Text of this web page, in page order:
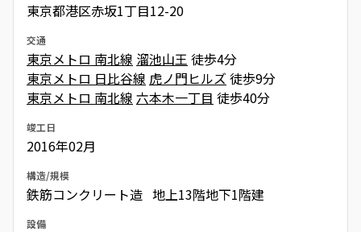
東京都港区赤坂1丁目12-20
交通
東京メトロ 南北線 溜池山王 徒歩4分
東京メトロ 日比谷線 虎ノ門ヒルズ 徒歩9分
東京メトロ 南北線 六本木一丁目 徒歩40分
竣工日
2016年02月
構造/規模
鉄筋コンクリート造 地上13階地下1階建
設備